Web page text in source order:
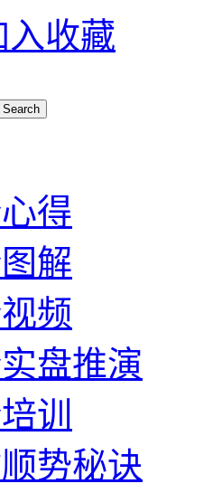
入收藏
得
解
频
盘推演
训
势秘诀